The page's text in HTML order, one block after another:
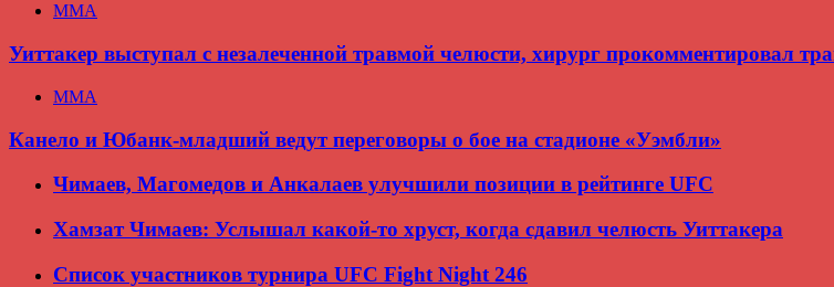
ММА
Уиттакер выступал с незалеченной травмой челюсти, хирург прокомментировал
ММА
Канело и Юбанк-младший ведут переговоры о бое на стадионе «Уэмбли»
Чимаев, Магомедов и Анкалаев улучшили позиции в рейтинге UFC
Хамзат Чимаев: Услышал какой-то хруст, когда сдавил челюсть Уиттакера
Список участников турнира UFC Fight Night 246